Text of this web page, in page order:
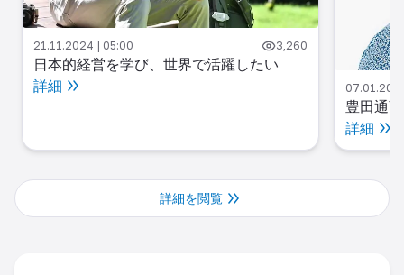
21.11.2024 | 05:00 3,260
日本的経営を学び、世界で活躍したい
詳細
豊田通
詳細
詳細を閲覧